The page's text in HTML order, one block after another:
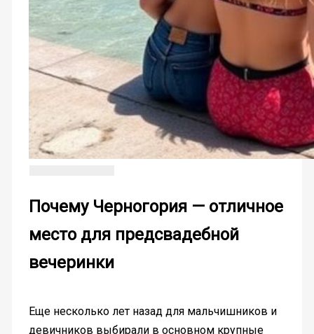
Почему Черногория — отличное
место для предсвадебной
вечеринки
Еще несколько лет назад для мальчишников и
девичников выбирали в основном крупные